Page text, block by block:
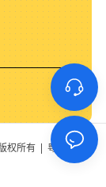
权所有 | 粤ICP备